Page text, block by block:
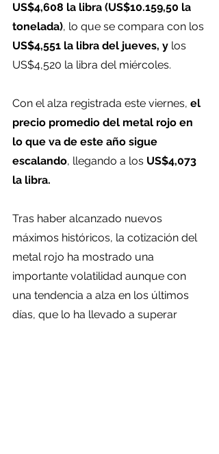
US$4,608 la libra (US$10.159,50 la
tonelada), lo que se compara con los
US$4,551 la libra del jueves, y los
US$4,520 la libra del miércoles.
Con el alza registrada este viernes, el
precio promedio del metal rojo en
lo que va de este año sigue
escalando, llegando a los US$4,073
la libra.
Tras haber alcanzado nuevos
máximos históricos, la cotización del
metal rojo ha mostrado una
importante volatilidad aunque con
una tendencia a alza en los últimos
días, que lo ha llevado a superar